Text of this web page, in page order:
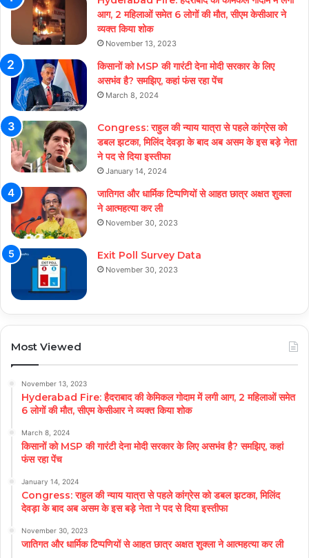
आग, 2 महिलाओं समेत 6 लोगों की मौत, सीएम केसीआर ने
व्यक्त किया शोक
November 13, 2023
किसानों को MSP की गारंटी देना मोदी सरकार के लिए
असभंव है? समझिए, कहां फंस रहा पेंच
March 8, 2024
Congress: राहुल की न्याय यात्रा से पहले कांग्रेस को
डबल झटका, मिलिंद देवड़ा के बाद अब असम के इस बड़े नेता
ने पद से दिया इस्तीफा
January 14, 2024
जातिगत और धार्मिक टिप्पणियों से आहत छात्र अक्षत शुक्ला
ने आत्महत्या कर ली
November 30, 2023
Exit Poll Survey Data
November 30, 2023
Most Viewed
November 13, 2023
Hyderabad Fire: हैदराबाद की केमिकल गोदाम में लगी आग, 2 महिलाओं समेत
6 लोगों की मौत, सीएम केसीआर ने व्यक्त किया शोक
March 8, 2024
किसानों को MSP की गारंटी देना मोदी सरकार के लिए असभंव है? समझिए, कहां
फंस रहा पेंच
January 14, 2024
Congress: राहुल की न्याय यात्रा से पहले कांग्रेस को डबल झटका, मिलिंद
देवड़ा के बाद अब असम के इस बड़े नेता ने पद से दिया इस्तीफा
November 30, 2023
जातिगत और धार्मिक टिप्पणियों से आहत छात्र अक्षत शुक्ला ने आत्महत्या कर ली